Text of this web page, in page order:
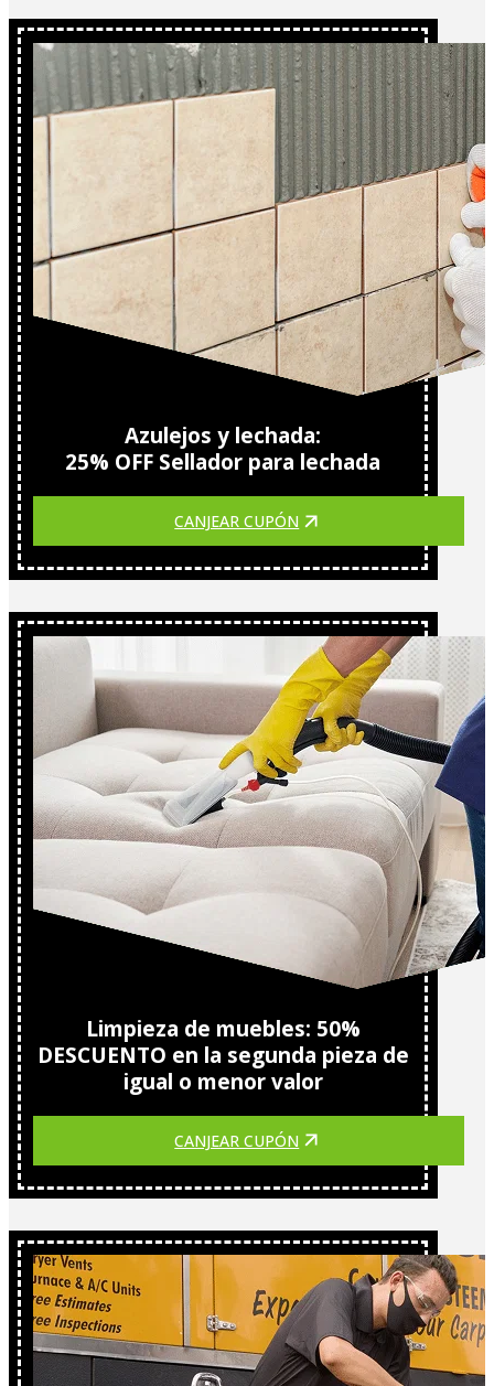
Azulejos y lechada:
25% OFF Sellador para lechada
CANJEAR CUPÓN
Limpieza de muebles: 50%
DESCUENTO en la segunda pieza de
igual o menor valor
CANJEAR CUPÓN